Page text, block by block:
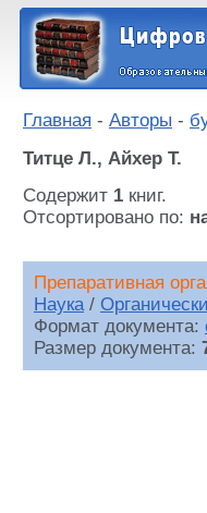
Главная - Авторы -
Титце Л., Айхер Т.
Содержит 1 книг.
Отсортировано по:
Препаративная
Наука/
Формат документа:
Размер документа: